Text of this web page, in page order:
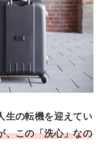
生の転機を迎えてい
、この「洗心」なの